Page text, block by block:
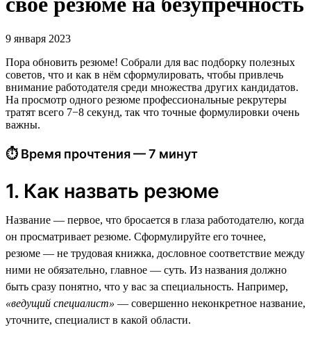
9 января 2023
Пора обновить резюме! Собрали для вас подборку полезных
советов, что и как в нём сформулировать, чтобы привлечь
внимание работодателя среди множества других кандидатов.
На просмотр одного резюме профессиональные рекрутеры
тратят всего 7−8 секунд, так что точные формулировки очень
важны.
⏱ Время прочтения — 7 минут
1. Как назвать резюме
Название — первое, что бросается в глаза работодателю, когда
он просматривает резюме. Сформулируйте его точнее,
резюме — не трудовая книжка, дословное соответствие между
ними не обязательно, главное — суть. Из названия должно
быть сразу понятно, что у вас за специальность. Например,
«ведущий специалист» — совершенно неконкретное название,
уточните, специалист в какой области.